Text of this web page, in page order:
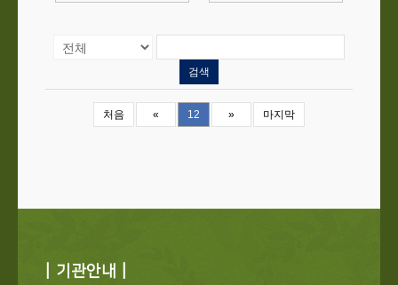
검색
처음 « 12 » 마지막
| 기관안내 |